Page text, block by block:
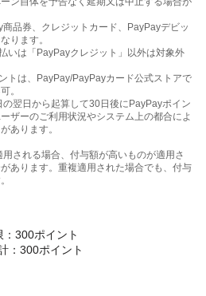
品券、クレジットカード、PayPayデビッ
ります。
いは「PayPayクレジット」以外は対象外
トは、PayPay/PayPayカード公式ストアで
。
翌日から起算して30日後にPayPayポイン
ザーのご利用状況やシステム上の都合によ
あります。
される場合、付与額が高いものが適用さ
あります。重複適用された場合でも、付与
：300ポイント
：300ポイント